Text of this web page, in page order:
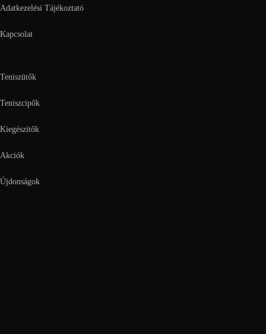
Adatkezelési Tájékoztató
Kapcsolat
Teniszütők
Teniszcipők
Kiegészítők
Akciók
Újdonságok